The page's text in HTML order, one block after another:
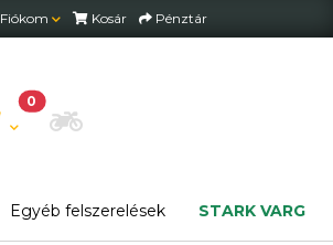
Fiókom Kosár Pénztár
0
Motor beállítása
Egyéb felszerelések STARK VARG